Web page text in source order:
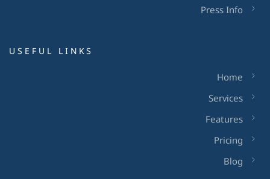
Press Info
USEFUL LINKS
Home
Services
Features
Pricing
Blog